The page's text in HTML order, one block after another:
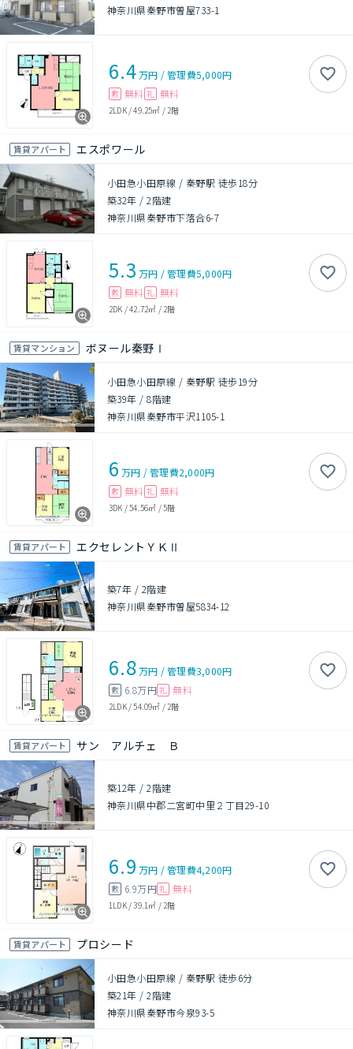
神奈川県秦野市曽屋733-1
6.4万円 /管理費5,000円
敷 無料 礼 無料
2LDK/49.25㎡ / 2階
賃貸アパート エスポワール
小田急小田原線 / 秦野駅 徒歩18分
築32年 /2階建
神奈川県秦野市下落合6-7
5.3 万円 /管理費5,000円
敷 無料 礼 無料
2DK /42.72㎡ / 2階
賃貸マンション ボヌール秦野Ⅰ
小田急小田原線 / 秦野駅 徒歩19分
築39年 /8階建
神奈川県秦野市平沢1105-1
6 万円 /管理費2,000円
敷 無料 礼 無料
3DK /54.56㎡ /5階
賃貸アパート エクセレントＹＫⅡ
築7年 / 2階建
神奈川県秦野市曽屋5834-12
6.8万円 /管理費3,000円
敷 6.8万円 礼 無料
2LDK/54.09㎡ / 2階
賃貸アパート サン アルチェ Ｂ
築12年 /2階建
神奈川県中郡二宮町中里２丁目29-10
6.9 万円 /管理費4,200円
敷 6.9万円 礼 無料
1LDK/39.1㎡ / 2階
賃貸アパート プロシード
小田急小田原線 / 秦野駅 徒歩6分
築21年 /2階建
神奈川県秦野市今泉93-5